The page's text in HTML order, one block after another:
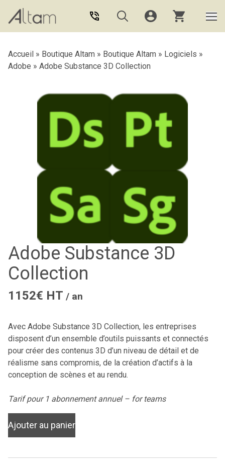
Aller au contenu principal
Accueil » Boutique Altam » Boutique Altam » Logiciels »
Adobe » Adobe Substance 3D Collection
Adobe Substance 3D
Collection
1152€ HT / an
Avec Adobe Substance 3D Collection, les entreprises
disposent d’un ensemble d’outils puissants et connectés
pour créer des contenus 3D d’un niveau de détail et de
réalisme sans compromis, de la création d’actifs à la
conception de scènes et au rendu.
Tarif pour 1 abonnement annuel – for teams
Ajouter au panier